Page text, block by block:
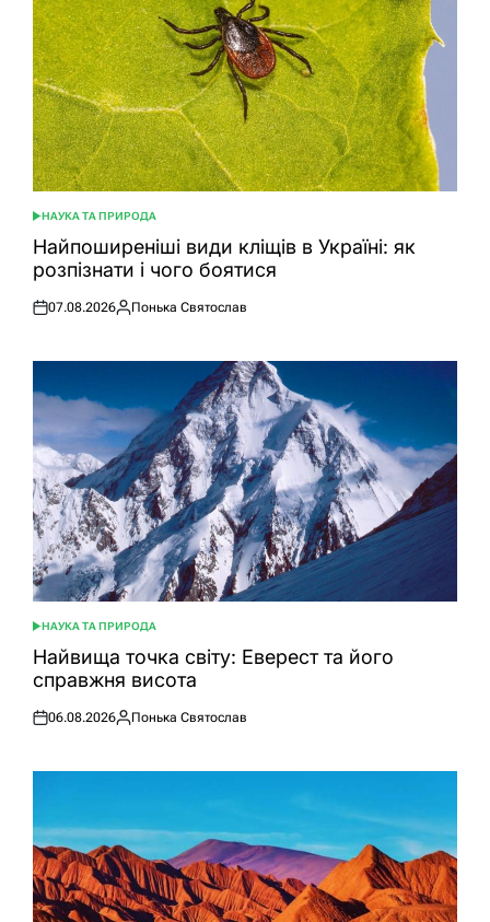
ОПУБЛІКУВАТИ
У
НАУКА ТА ПРИРОДА
Найпоширеніші види кліщів в Україні: як
розпізнати і чого боятися
Оприлюднено
07.08.2026
Опубліковано
Понька Святослав
ОПУБЛІКУВАТИ
У
НАУКА ТА ПРИРОДА
Найвища точка світу: Еверест та його
справжня висота
Оприлюднено
06.08.2026
Опубліковано
Понька Святослав